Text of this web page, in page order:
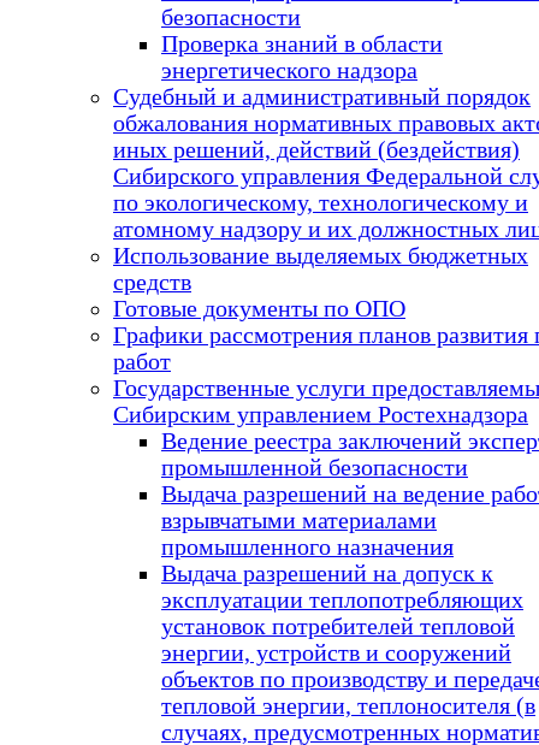
безопасности
Проверка знаний в области
энергетического надзора
Судебный и административный порядок
обжалования нормативных правовых
иных решений, действий (бездействия)
Сибирского управления Федеральной
по экологическому, технологическому и
атомному надзору и их должностных
Использование выделяемых бюджетных
средств
Готовые документы по ОПО
Графики рассмотрения планов развития
работ
Государственные услуги
Сибирским управлением Ростехнадзора
Ведение реестра заключений
промышленной безопасности
Выдача разрешений на ведение
взрывчатыми материалами
промышленного назначения
Выдача разрешений на допуск к
эксплуатации теплопотребляющих
установок потребителей тепловой
энергии, устройств и сооружений
объектов по производству и
тепловой энергии, теплоносителя (в
случаях, предусмотренных